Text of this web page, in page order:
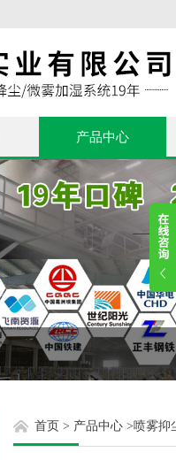
产品中心
首页 > 产品中心 >喷雾抑